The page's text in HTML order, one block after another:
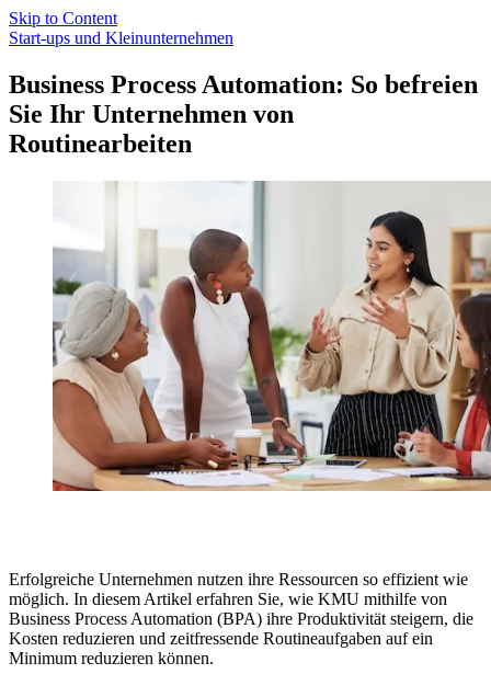
Skip to Content
Start-ups und Kleinunternehmen
Business Process Automation: So befreien
Sie Ihr Unternehmen von
Routinearbeiten
Erfolgreiche Unternehmen nutzen ihre Ressourcen so effizient wie
möglich. In diesem Artikel erfahren Sie, wie KMU mithilfe von
Business Process Automation (BPA) ihre Produktivität steigern, die
Kosten reduzieren und zeitfressende Routineaufgaben auf ein
Minimum reduzieren können.